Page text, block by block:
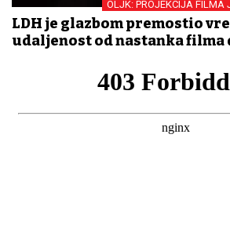
OLJK: PROJEKCIJA FILMA
LDH je glazbom premostio
udaljenost od nastanka filma